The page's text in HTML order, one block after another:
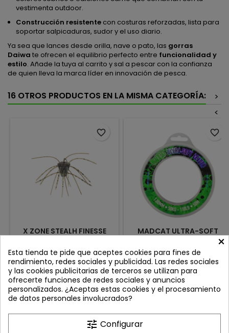
vestimenta outdoor.
Construcción resistente con costuras reforzadas, lista para
soportar salpicaduras, sudor y el uso diario.
Ya sea que lances desde orilla, nave o pato, las gorras
Daiwa te ofrecen el equilibrio perfecto entre funcionalidad y
estilo. Añade la tuya al carrito y sal a pescar con la confianza
de quien lleva la marca líder en innovación de pesca.
16 OTROS PRODUCTOS EN LA MISMA CATEGORÍA:
>
<
X ZONE STEALH FINESSE
GBO NON-SALTED SMOKE
BLACK FLKReview(s):0
El nuevo XZone GBO Dice Non
Salted es un innovador
señuelo finesse diseñado
para ofrecer una
presentación totalmente
incluso en los peces más
presionados. Tras más de
Precio
12,95 €
 Añadir al carrito
favorite_border
MADCAT ULTRA-SOFT
MONO LEADER 1MM 50MTS
Review(s):
El MADCAT Ultra-Soft Mono
Leader es uno de los bajos
de línea más fiables y
utilizados por pescadores
Diseñado para ofrecer una
combinación perfecta entre
Precio
10,20 €
favorite_border
×
Esta tienda te pide que aceptes cookies para fines de
rendimiento, redes sociales y publicidad. Las redes sociales
y las cookies publicitarias de terceros se utilizan para
ofrecerte funciones de redes sociales y anuncios
personalizados. ¿Aceptas estas cookies y el procesamiento
de datos personales involucrados?
tune Configurar